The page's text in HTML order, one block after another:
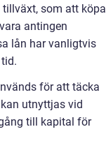
som att köpa
antingen
lån har vanligtvis
för att täcka
utnyttjas vid
till kapital för